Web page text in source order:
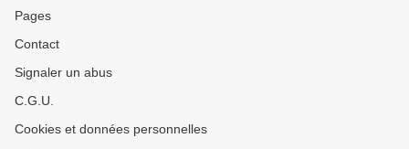
Pages
Contact
Signaler un abus
C.G.U.
Cookies et données personnelles